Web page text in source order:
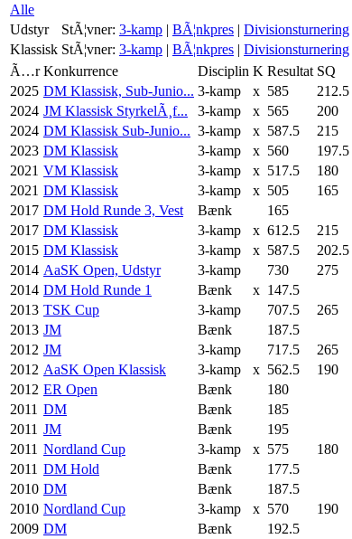
Alle
Udstyr
StÃ¦vner: 3-kamp | BÃ¦nkpres | Divisionsturnering
Klassisk StÃ¦vner: 3-kamp | BÃ¦nkpres | Divisionsturnering
Ã…r Konkurrence Disciplin K Resultat SQ
2025 DM Klassisk, Sub-Junio... 3-kamp x 585 212.5
2024 JM Klassisk StyrkelÃ¸f... 3-kamp x 565 200
2024 DM Klassisk Sub-Junio... 3-kamp x 587.5 215
2023 DM Klassisk 3-kamp x 560 197.5
2021 VM Klassisk 3-kamp x 517.5 180
2021 DM Klassisk 3-kamp x 505 165
2017 DM Hold Runde 3, Vest Bænk 165
2017 DM Klassisk 3-kamp x 612.5 215
2015 DM Klassisk 3-kamp x 587.5 202.5
2014 AaSK Open, Udstyr 3-kamp 730 275
2014 DM Hold Runde 1 Bænk x 147.5
2013 TSK Cup 3-kamp 707.5 265
2013 JM Bænk 187.5
2012 JM 3-kamp 717.5 265
2012 AaSK Open Klassisk 3-kamp x 562.5 190
2012 ER Open Bænk 180
2011 DM Bænk 185
2011 JM Bænk 195
2011 Nordland Cup 3-kamp x 575 180
2011 DM Hold Bænk 177.5
2010 DM Bænk 187.5
2010 Nordland Cup 3-kamp x 570 190
2009 DM Bænk 192.5